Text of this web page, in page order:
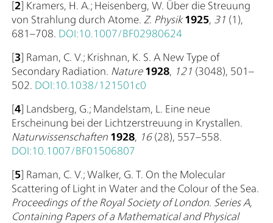
2 ] Kramers, H. A.; Heisenberg, W. Über die Streuung
von Strahlung durch Atome.
Z. Physik 1925 31 (1),
681–708.
DOI:10.1007/BF02980624
3 ] Raman, C. V.; Krishnan, K. S. A New Type of
Secondary Radiation.
Nature 1928 121 (3048), 501–
502.
DOI:10.1038/121501c0
4 ] Landsberg, G.; Mandelstam, L. Eine neue
Erscheinung bei der Lichtzerstreuung in Krystallen.
Naturwissenschaften 1928 16(28), 557–558.
DOI:10.1007/BF01506807
5 ] Raman, C. V.; Walker, G. T. On the Molecular
Scattering of Light in Water and the Colour of the Sea.
Proceedings of the Royal Society of London. Series A,
Containing Papers of a Mathematical and Physical